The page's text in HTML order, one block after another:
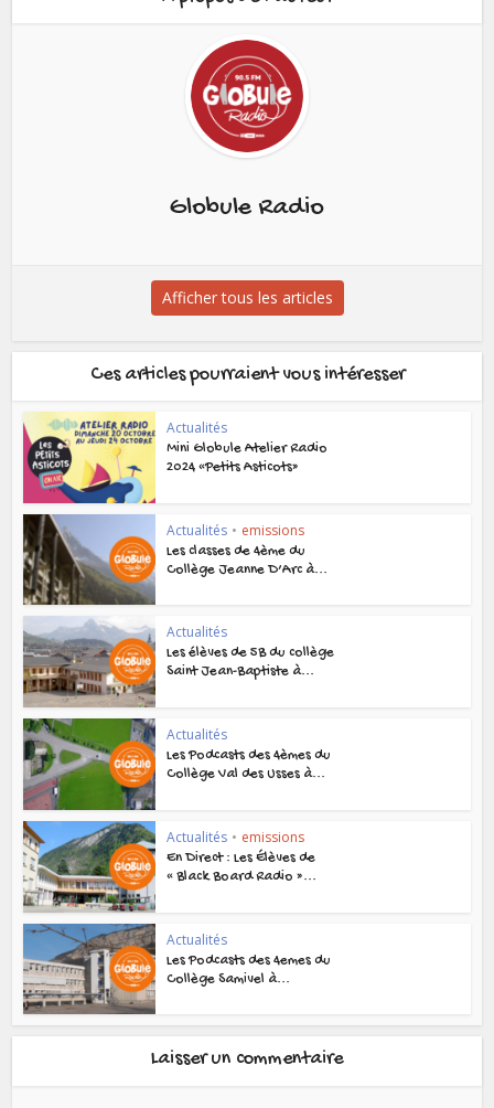
Globule Radio
Afficher tous les articles
Ces articles pourraient vous intéresser
Actualités
Mini Globule Atelier Radio
2024 «Petits Asticots»
Actualités • emissions
Les classes de 4ème du
Collège Jeanne D’Arc à...
Actualités
Les élèves de 5B du collège
Saint Jean-Baptiste à...
Actualités
Les Podcasts des 4èmes du
Collège Val des Usses à...
Actualités • emissions
En Direct : Les Élèves de
« Black Board Radio »...
Actualités
Les Podcasts des 4emes du
Collège Samivel à...
Laisser un commentaire